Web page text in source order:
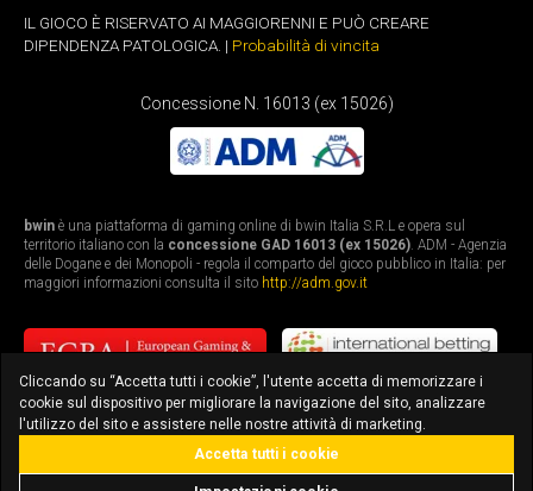
IL GIOCO È RISERVATO AI MAGGIORENNI E PUÒ CREARE
DIPENDENZA PATOLOGICA. | Probabilità di vincita
Concessione N. 16013 (ex 15026)
bwin è una piattaforma di gaming online di bwin Italia S.R.L e opera sul
territorio italiano con la concessione GAD 16013 (ex 15026). ADM - Agenzia
delle Dogane e dei Monopoli - regola il comparto del gioco pubblico in Italia: per
maggiori informazioni consulta il sito http://adm.gov.it
bonus fino a 3.010€ scarica l'app
Cliccando su “Accetta tutti i cookie”, l'utente accetta di memorizzare i
cookie sul dispositivo per migliorare la navigazione del sito, analizzare
l'utilizzo del sito e assistere nelle nostre attività di marketing.
Accetta tutti i cookie